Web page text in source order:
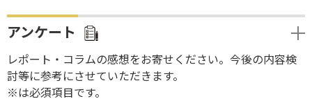
アンケート
レポート・コラムの感想をお寄せください。今後の内容検
討等に参考にさせていただきます。
※は必須項目です。